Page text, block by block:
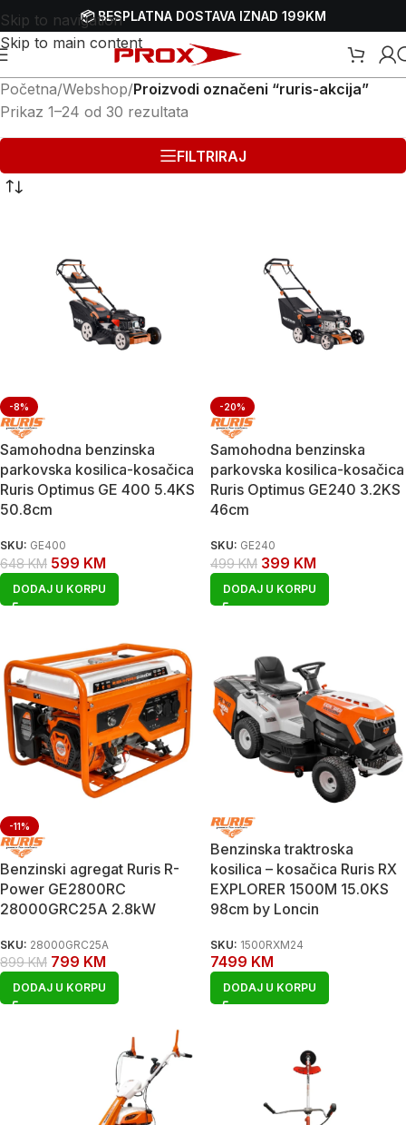
Skip to navigation
Skip to main content
📦 BESPLATNA DOSTAVA IZNAD 199KM
Početna/Webshop/Proizvodi označeni “ruris-akcija”
Prikaz 1–24 od 30 rezultata
FILTRIRAJ
-8%
Samohodna benzinska
parkovska kosilica-kosačica
Ruris Optimus GE 400 5.4KS
50.8cm
SKU: GE400
648KM 599 KM
DODAJ U KORPU
-20%
Samohodna benzinska
parkovska kosilica-kosačica
Ruris Optimus GE240 3.2KS
46cm
SKU: GE240
499KM 399 KM
DODAJ U KORPU
-11%
Benzinski agregat Ruris R-
Power GE2800RC
28000GRC25A 2.8kW
SKU: 28000GRC25A
899KM 799 KM
DODAJ U KORPU
Benzinska traktroska
kosilica – kosačica Ruris RX
EXPLORER 1500M 15.0KS
98cm by Loncin
SKU: 1500RXM24
7499 KM
DODAJ U KORPU